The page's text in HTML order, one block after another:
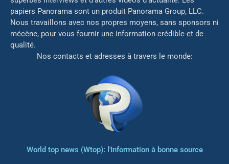
papiers Panorama sont un produit Panorama Group, LLC.
Nous travaillons avec nos propres moyens, sans sponsors ni
mécène, pour vous fournir une information crédible et de
qualité.
Nos contacts et adresses à travers le monde:
World top news (Wtop): l'Information à bonne source